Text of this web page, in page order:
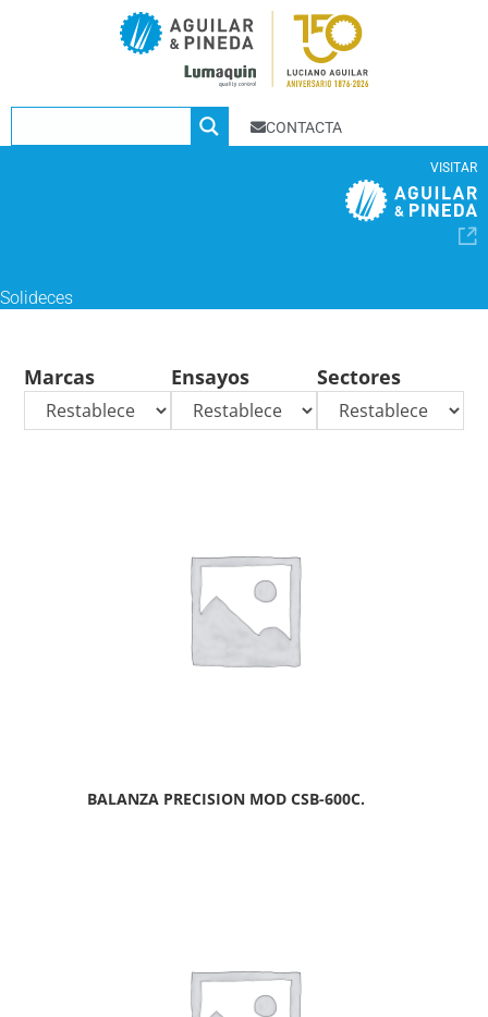
CONTACTA
VISITAR
Solideces
Marcas Ensayos Sectores
BALANZA PRECISION MOD CSB-600C.